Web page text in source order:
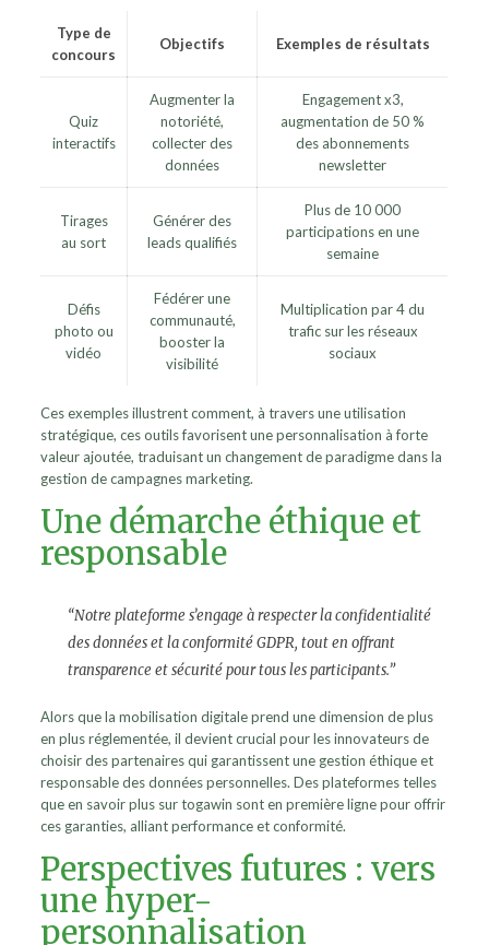
Type de
concours
Objectifs Exemples de résultats
Quiz
interactifs
Augmenter la
notoriété,
collecter des
données
Engagement x3,
augmentation de 50 %
des abonnements
newsletter
Tirages
au sort
Générer des
leads qualifiés
Plus de 10 000
participations en une
semaine
Défis
photo ou
vidéo
Fédérer une
communauté,
booster la
visibilité
Multiplication par 4 du
trafic sur les réseaux
sociaux
Ces exemples illustrent comment, à travers une utilisation
stratégique, ces outils favorisent une personnalisation à forte
valeur ajoutée, traduisant un changement de paradigme dans la
gestion de campagnes marketing.
Une démarche éthique et
responsable
“Notre plateforme s’engage à respecter la confidentialité
des données et la conformité GDPR, tout en offrant
transparence et sécurité pour tous les participants.”
Alors que la mobilisation digitale prend une dimension de plus
en plus réglementée, il devient crucial pour les innovateurs de
choisir des partenaires qui garantissent une gestion éthique et
responsable des données personnelles. Des plateformes telles
que en savoir plus sur togawin sont en première ligne pour offrir
ces garanties, alliant performance et conformité.
Perspectives futures : vers
une hyper-
personnalisation